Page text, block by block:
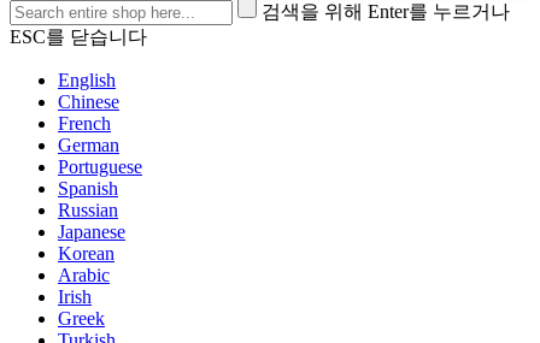
검색을 위해 Enter를 누르거나
ESC를 닫습니다
English
Chinese
French
German
Portuguese
Spanish
Russian
Japanese
Korean
Arabic
Irish
Greek